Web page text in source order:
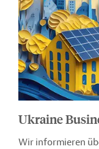
Ukraine
Wir informieren